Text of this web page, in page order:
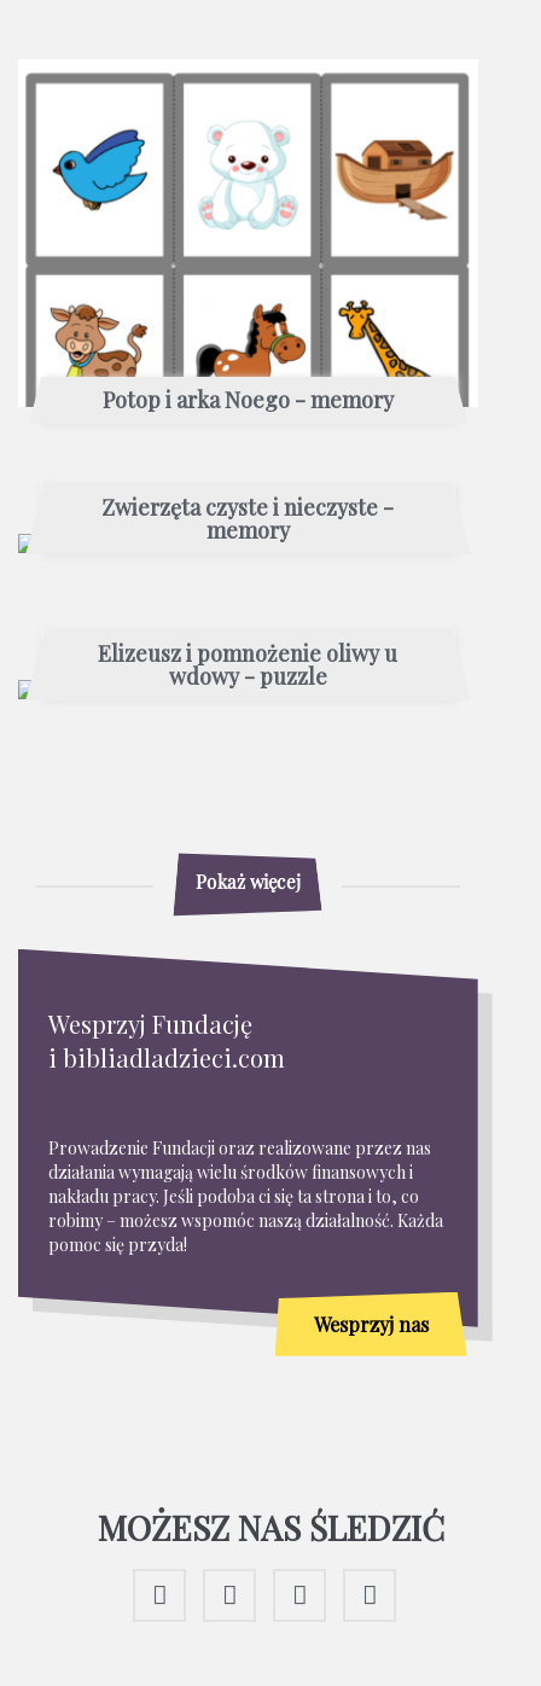
Potop i arka Noego - memory
Zwierzęta czyste i nieczyste -
memory
Elizeusz i pomnożenie oliwy u
wdowy - puzzle
Pokaż więcej
Wesprzyj Fundację
i bibliadladzieci.com
Prowadzenie Fundacji oraz realizowane przez nas
działania wymagają wielu środków finansowych i
nakładu pracy. Jeśli podoba ci się ta strona i to, co
robimy – możesz wspomóc naszą działalność. Każda
pomoc się przyda!
Wesprzyj nas
MOŻESZ NAS ŚLEDZIĆ